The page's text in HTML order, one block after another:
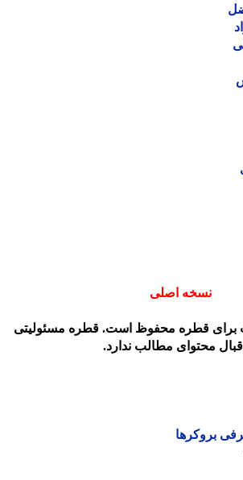
نسخه اصلی
قطره محفوظ است. قطره مسئولیتی
محتوای مطالب ندارد.
بروکرها